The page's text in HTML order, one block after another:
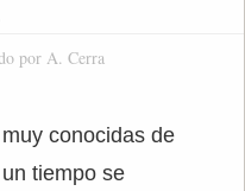
por A. Cerra
conocidas de
tiempo se